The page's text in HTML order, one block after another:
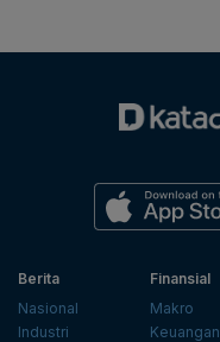
Berita
Nasional
Industri
Finansial
Makro
Keuangan